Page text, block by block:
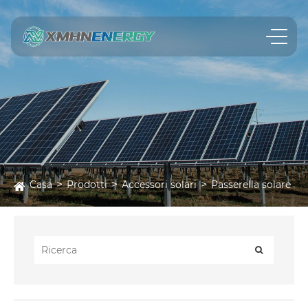
Casa Prodotti Accessori solari Passerella solare